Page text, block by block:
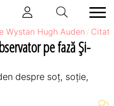
Wystan Hugh Auden
pe fază Şi-
despre soț, soție,